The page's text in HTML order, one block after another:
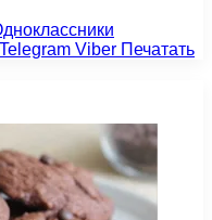
Telegram Viber Печатать